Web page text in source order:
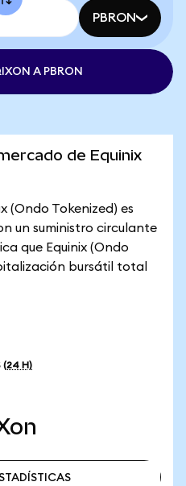
PBRON
A PBRON
de Equinix
(Ondo Tokenized) es
un suministro circulante
que Equinix (Ondo
bursátil total
(24 H)